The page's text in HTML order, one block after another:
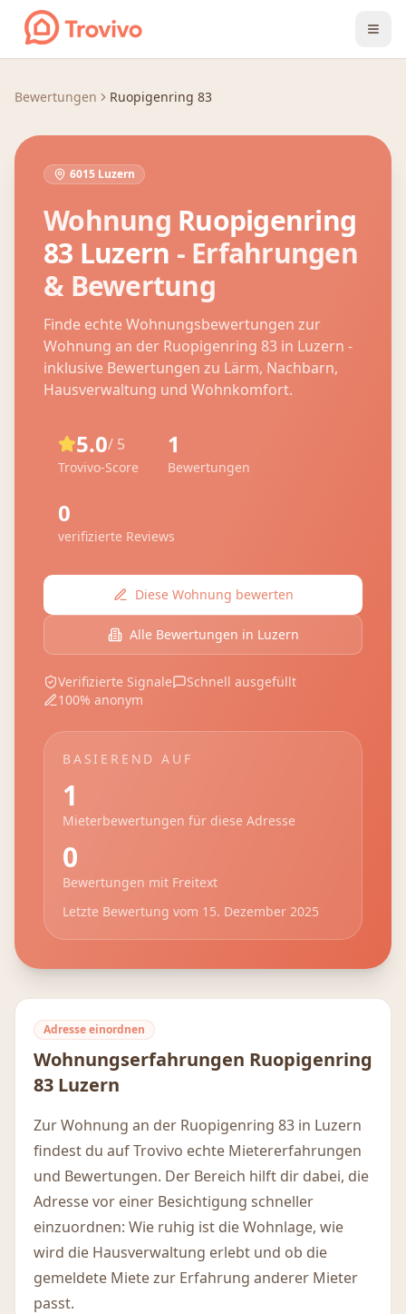
Zum Inhalt springen
Bewertungen Ruopigenring 83
6015 Luzern
Wohnung Ruopigenring
83 Luzern - Erfahrungen
& Bewertung
Finde echte Wohnungsbewertungen zur
Wohnung an der Ruopigenring 83 in Luzern -
inklusive Bewertungen zu Lärm, Nachbarn,
Hausverwaltung und Wohnkomfort.
5.0/ 5
Trovivo-Score
1
Bewertungen
0
verifizierte Reviews
Diese Wohnung bewerten
Alle Bewertungen in Luzern
Verifizierte Signale
Schnell ausgefüllt
100% anonym
BASIEREND AUF
1
Mieterbewertungen für diese Adresse
0
Bewertungen mit Freitext
Letzte Bewertung vom 15. Dezember 2025
Adresse einordnen
Wohnungserfahrungen Ruopigenring
83 Luzern
Zur Wohnung an der Ruopigenring 83 in Luzern
findest du auf Trovivo echte Mietererfahrungen
und Bewertungen. Der Bereich hilft dir dabei, die
Adresse vor einer Besichtigung schneller
einzuordnen: Wie ruhig ist die Wohnlage, wie
wird die Hausverwaltung erlebt und ob die
gemeldete Miete zur Erfahrung anderer Mieter
passt.